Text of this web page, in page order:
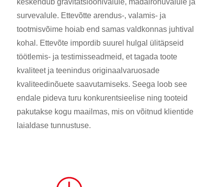
survevalule. Ettevõtte arendus-, valamis- ja
tootmisvõime hoiab end samas valdkonnas juhtival
kohal. Ettevõte impordib suurel hulgal ülitäpseid
töötlemis- ja testimisseadmeid, et tagada toote
kvaliteet ja teenindus originaalvaruosade
kvaliteedinõuete saavutamiseks. Seega loob see
endale pideva turu konkurentsieelise ning tooteid
pakutakse kogu maailmas, mis on võitnud klientide
laialdase tunnustuse.